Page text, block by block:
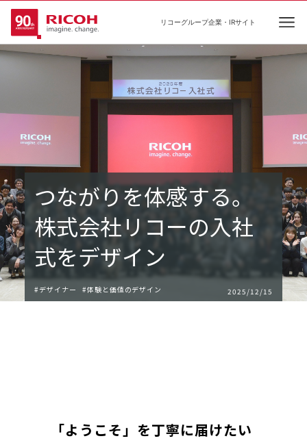
リコーグループ企業・IRサイト
つながりを​体感する。
株式会社リコーの入社
式をデザイン
#デザイナー #体験と価値のデザイン 2025/12/15
「ようこそ」を丁寧に届けたい